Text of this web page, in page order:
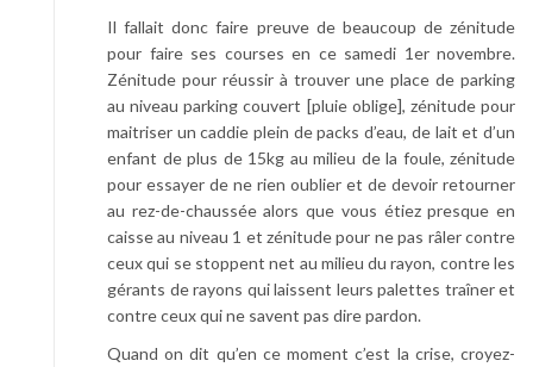
Il fallait donc faire preuve de beaucoup de zénitude
pour faire ses courses en ce samedi 1er novembre.
Zénitude pour réussir à trouver une place de parking
au niveau parking couvert [pluie oblige], zénitude pour
maitriser un caddie plein de packs d’eau, de lait et d’un
enfant de plus de 15kg au milieu de la foule, zénitude
pour essayer de ne rien oublier et de devoir retourner
au rez-de-chaussée alors que vous étiez presque en
caisse au niveau 1 et zénitude pour ne pas râler contre
ceux qui se stoppent net au milieu du rayon, contre les
gérants de rayons qui laissent leurs palettes traîner et
contre ceux qui ne savent pas dire pardon.
Quand on dit qu’en ce moment c’est la crise, croyez-